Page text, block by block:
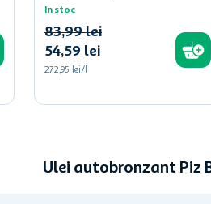
In stoc
54,59 lei
83,99 lei
272,95 lei/l
Ulei autobronzant Piz